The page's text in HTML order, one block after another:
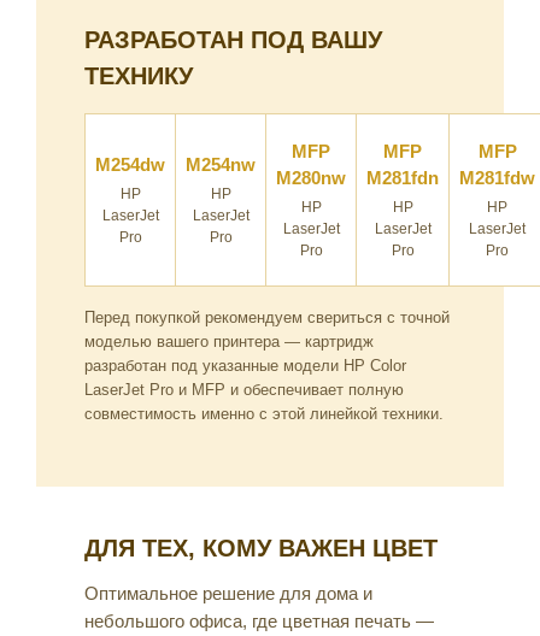
РАЗРАБОТАН ПОД ВАШУ
ТЕХНИКУ
M254dw
HP
LaserJet
Pro
M254nw
HP
LaserJet
Pro
MFP
M280nw
HP
LaserJet
Pro
MFP
M281fdn
HP
LaserJet
Pro
MFP
M281fdw
HP
LaserJet
Pro
Перед покупкой рекомендуем свериться с точной
моделью вашего принтера — картридж
разработан под указанные модели HP Color
LaserJet Pro и MFP и обеспечивает полную
совместимость именно с этой линейкой техники.
ДЛЯ ТЕХ, КОМУ ВАЖЕН ЦВЕТ
Оптимальное решение для дома и
небольшого офиса, где цветная печать —